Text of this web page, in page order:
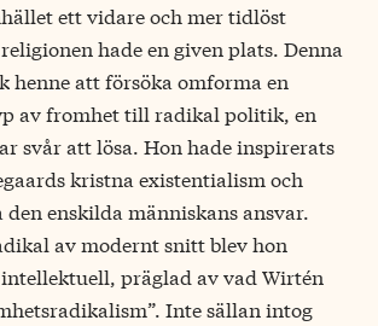
ett vidare och mer tidlöst
hade en given plats. Denna
henne att försöka omforma en
av fromhet till radikal politik, en
svår att lösa. Hon hade inspirerats
kristna existentialism och
den enskilda människans ansvar.
av modernt snitt blev hon
präglad av vad Wirtén
Inte sällan intog